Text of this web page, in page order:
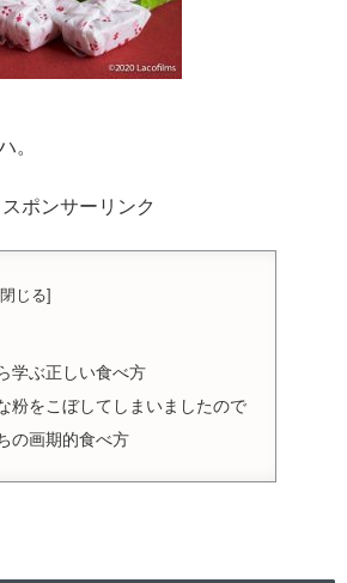
。
スポンサーリンク
学ぶ正しい食べ方
粉をこぼしてしまいましたので
の画期的食べ方